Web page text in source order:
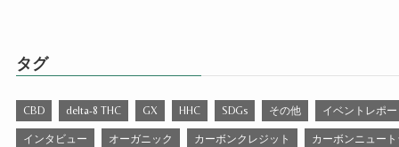
タグ
CBD delta-8 THC GX HHC SDGs その他 イベントレポ
インタビュー オーガニック カーボンクレジット カーボンニュー